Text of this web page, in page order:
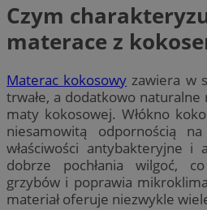
Czym
materace z
Materac kokosowy zawiera w
trwałe, a dodatkowo naturalne
maty kokosowej. Włókno
niesamowitą odpornością
właściwości antybakteryjne i
dobrze pochłania wilgoć,
grzybów i poprawia
materiał oferuje niezwykle